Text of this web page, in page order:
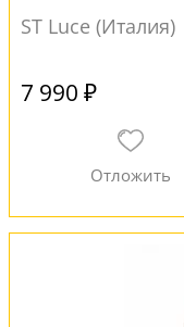
ST Luce (Италия)
7 990 ₽